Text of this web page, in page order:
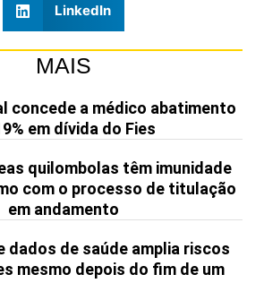
LinkedIn
MAIS
concede a médico abatimento
em dívida do Fies
quilombolas têm imunidade
com o processo de titulação
em andamento
dados de saúde amplia riscos
mesmo depois do fim de um